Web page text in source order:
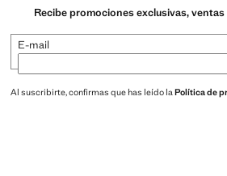
Recibe promociones exclusivas,
E-mail
Al suscribirte, confirmas que has leído la Política de